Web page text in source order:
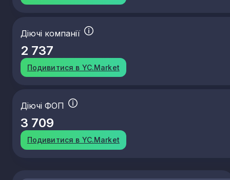
Діючі компанії
2 737
Подивитися в YC.Market
Діючі ФОП
3 709
Подивитися в YC.Market